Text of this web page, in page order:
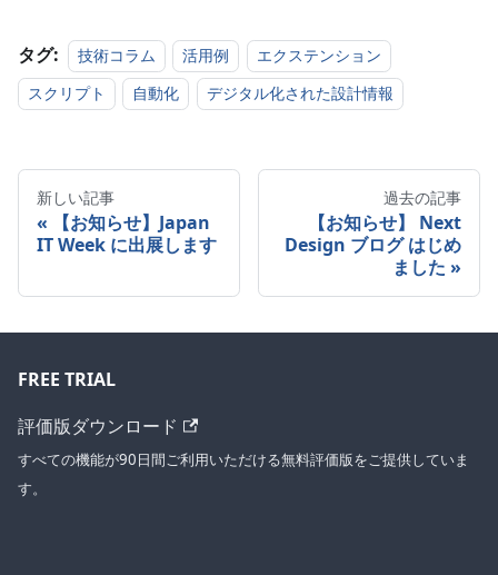
タグ: 技術コラム 活用例
エクステンション
スクリプト
自動化 デジタル化された設計情報
新しい記事
【お知らせ】Japan
IT Week に出展します
過去の記事
【お知らせ】 Next
Design ブログ はじめ
ました
FREE TRIAL
評価版ダウンロード
すべての機能が90日間ご利用いただける無料評価版をご提供していま
す。